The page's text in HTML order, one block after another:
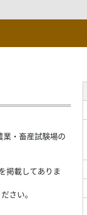
・畜産試験場の
掲載してありま
さい。